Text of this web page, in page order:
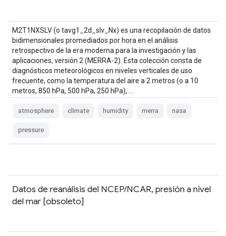
M2T1NXSLV (o tavg1_2d_slv_Nx) es una recopilación de datos
bidimensionales promediados por hora en el análisis
retrospectivo de la era moderna para la investigación y las
aplicaciones, versión 2 (MERRA-2). Esta colección consta de
diagnósticos meteorológicos en niveles verticales de uso
frecuente, como la temperatura del aire a 2 metros (o a 10
metros, 850 hPa, 500 hPa, 250 hPa), …
atmosphere climate humidity merra nasa
pressure
Datos de reanálisis del NCEP/NCAR, presión a nivel
del mar [obsoleto]